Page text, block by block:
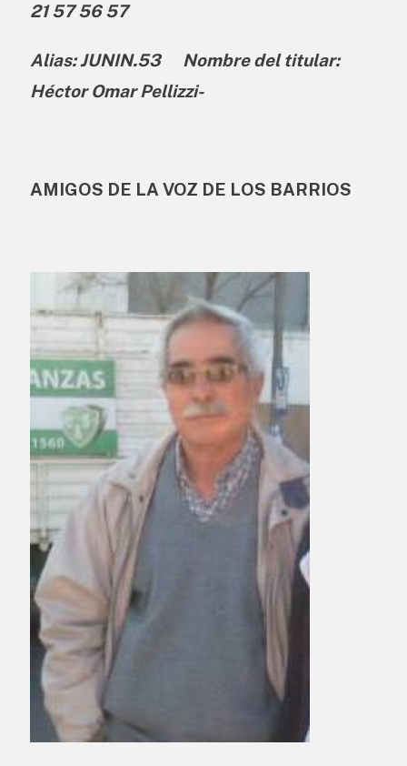
21 57 56 57
Alias: JUNIN.53 Nombre del titular:
Héctor Omar Pellizzi-
AMIGOS DE LA VOZ DE LOS BARRIOS